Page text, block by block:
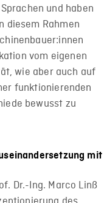
und haben
diesem Rahmen
vom eigenen
wie aber auch auf
funktionierenden
bewusst zu
mit
Dr.-Ing. Marco Linß